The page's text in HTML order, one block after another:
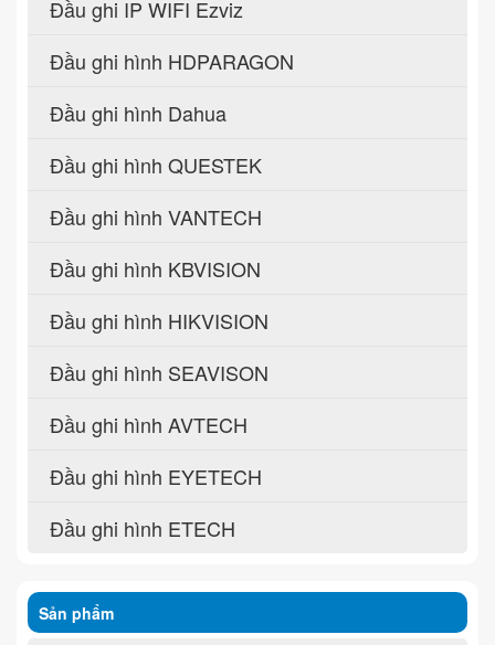
Đầu ghi IP WIFI Ezviz
Đầu ghi hình HDPARAGON
Đầu ghi hình Dahua
Đầu ghi hình QUESTEK
Đầu ghi hình VANTECH
Đầu ghi hình KBVISION
Đầu ghi hình HIKVISION
Đầu ghi hình SEAVISON
Đầu ghi hình AVTECH
Đầu ghi hình EYETECH
Đầu ghi hình ETECH
Sản phẩm